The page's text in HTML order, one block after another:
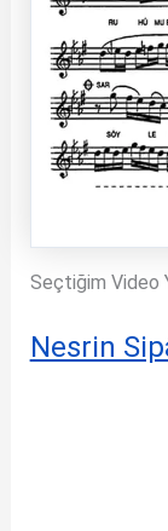
Seçtiğim Video
Nesrin